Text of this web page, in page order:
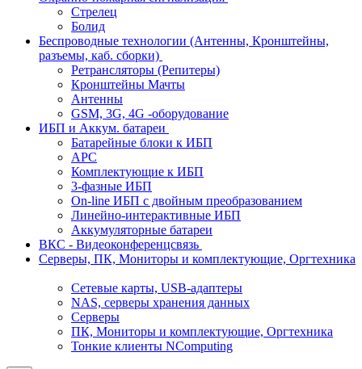
Стрелец
Болид
Беспроводные технологии (Антенны, Кронштейны,
разъемы, каб. сборки)
Ретрансляторы (Репитеры)
Кронштейны Мачты
Антенны
GSM, 3G, 4G -оборудование
ИБП и Аккум. батареи
Батарейные блоки к ИБП
APC
Комплектующие к ИБП
3-фазные ИБП
On-line ИБП с двойным преобразованием
Линейно-интерактивные ИБП
Аккумуляторные батареи
ВКС - Видеоконференцсвязь
Серверы, ПК, Мониторы и комплектующие, Оргтехника
Сетевые карты, USB-адаптеры
NAS, серверы хранения данных
Серверы
ПК, Мониторы и комплектующие, Оргтехника
Тонкие клиенты NComputing